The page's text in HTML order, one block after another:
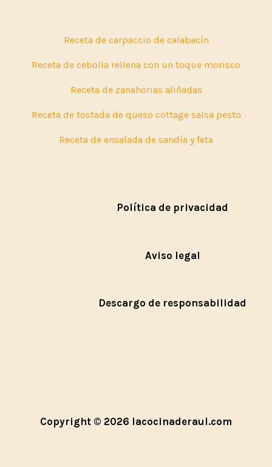
Receta de carpaccio de calabacín
Receta de cebolla rellena con un toque morisco
Receta de zanahorias aliñadas
Receta de tostada de queso cottage salsa pesto
Receta de ensalada de sandía y feta
Política de privacidad
Aviso legal
Descargo de responsabilidad
Copyright © 2026 lacocinaderaul.com